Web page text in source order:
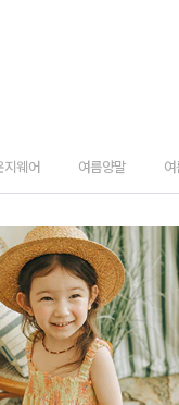
지웨어 여름양말